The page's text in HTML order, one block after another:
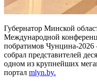
Губернатор Минской
Международной
побратимов Чунцина-
собрал представителей
одном из крупнейших
портал mlyn.by.